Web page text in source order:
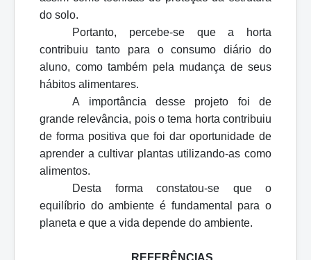
do solo.
Portanto, percebe-se que a horta
contribuiu tanto para o consumo diário do
aluno, como também pela mudança de seus
hábitos alimentares.
A importância desse projeto foi de
grande relevância, pois o tema horta contribuiu
de forma positiva que foi dar oportunidade de
aprender a cultivar plantas utilizando-as como
alimentos.
Desta forma constatou-se que o
equilíbrio do ambiente é fundamental para o
planeta e que a vida depende do ambiente.
REFERÊNCIAS